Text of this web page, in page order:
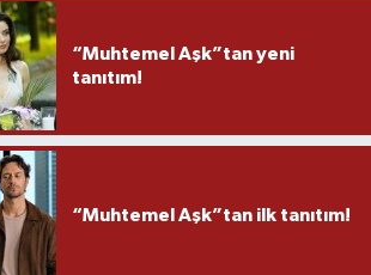
“Muhtemel Aşk”tan yeni
tanıtım!
“Muhtemel Aşk”tan ilk tanıtım!